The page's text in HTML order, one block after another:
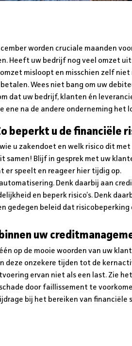
worden cruciale maanden
Heeft uw bedrijf nog veel omzet
misloopt en misschien zelf
Wees niet bang om uw
dat uw bedrijf, klanten én
ene na de andere onderneming het
beperkt u de financiële
u zakendoet en welk risico dit
samen! Blijf in gesprek met uw
er speelt en reageer hier tijdig op.
Denk daarbij aan
en beperk risico’s. Denk
gedegen beleid dat
uw
op de mooie woorden van uw
deze onzekere tijden tot de
ervan niet als een last. Zie
door faillissement te
bij het bereiken van